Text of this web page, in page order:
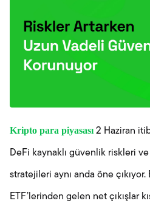
Kripto para piyasası2 Haziran
DeFi kaynaklı güvenlik riskleri
stratejileri aynı anda öne
ETF’lerinden gelen net çıkışlar